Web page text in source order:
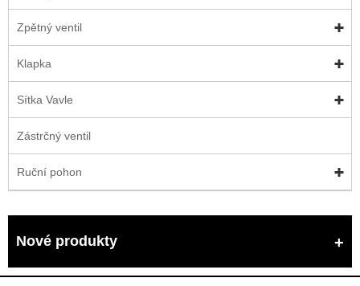
Zpětný ventil
Klapka
Sítka Vavle
Zástrčný ventil
Ruční pohon
Nové produkty